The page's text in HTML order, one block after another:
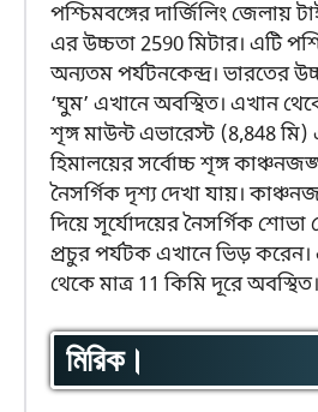
পশ্চিমবঙ্গের দার্জিলিং জেলায়
এর উচ্চতা 2590 মিটার। এটি
অন্যতম পর্যটনকেন্দ্র। ভারতের
‘ঘুম’ এখানে অবস্থিত। এখান
শৃঙ্গ মাউন্ট এভারেস্ট (8,848
হিমালয়ের সর্বোচ্চ শৃঙ্গ
নৈসর্গিক দৃশ্য দেখা যায়।
দিয়ে সূর্যোদয়ের নৈসর্গিক শোভা
প্রচুর পর্যটক এখানে ভিড় করেন।
থেকে মাত্র 11 কিমি দূরে অবস্থিত।
মিরিক।